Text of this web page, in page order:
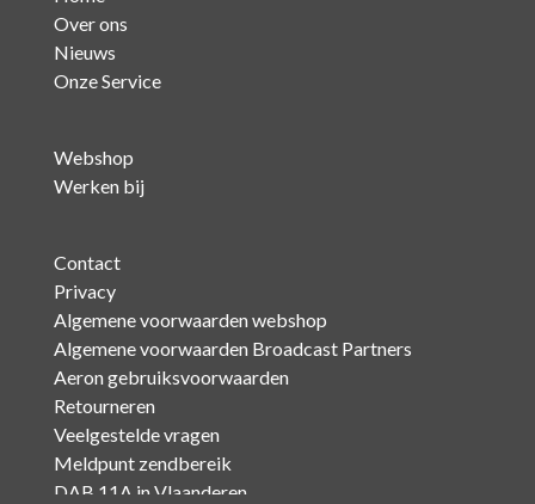
Over ons
Nieuws
Onze Service
Webshop
Werken bij
Contact
Privacy
Algemene voorwaarden webshop
Algemene voorwaarden Broadcast Partners
Aeron gebruiksvoorwaarden
Retourneren
Veelgestelde vragen
Meldpunt zendbereik
DAB 11A in Vlaanderen